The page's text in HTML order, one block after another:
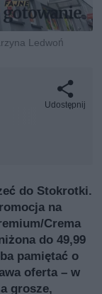
Ledwoń
Udostępnij
do Stokrotki.
na
Crema
do 49,99
pamiętać o
oferta – w
grosze,